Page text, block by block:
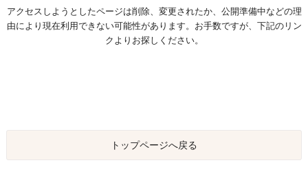
アクセスしようとしたページは削除、変更されたか、公開準備中などの理
由により現在利用できない可能性があります。お手数ですが、下記のリン
クよりお探しください。
トップページへ戻る